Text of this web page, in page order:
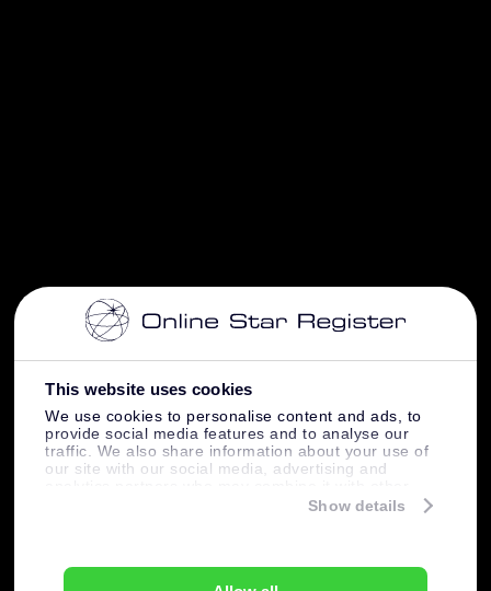
This website uses cookies
We use cookies to personalise content and ads, to
provide social media features and to analyse our
traffic. We also share information about your use of
our site with our social media, advertising and
information that you’ve provided to them or that
Show details